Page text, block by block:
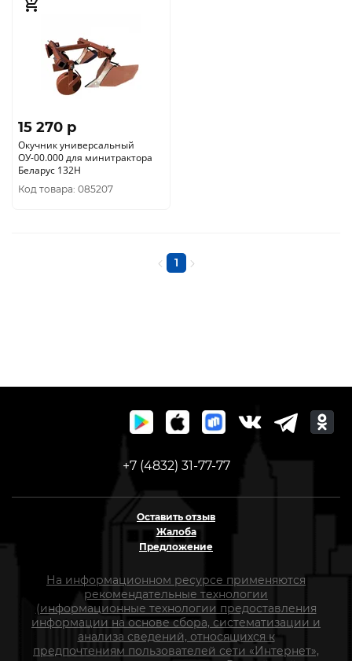
15 270 p
Окучник универсальный
ОУ-00.000 для минитрактора
Беларус 132Н
Код товара: 085207
1
+7 (4832) 31-77-77
Оставить отзыв
Жалоба
Предложение
На информационном ресурсе применяются
рекомендательные технологии
(информационные технологии предоставления
информации на основе сбора, систематизации и
анализа сведений, относящихся к
предпочтениям пользователей сети «Интернет»,